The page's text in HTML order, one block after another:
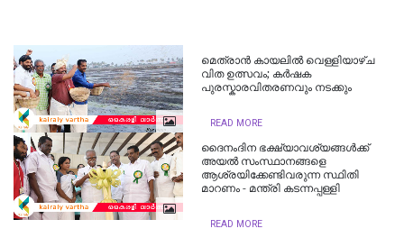
മെത്രാന്‍ കായലില്‍ വെള്ളിയാഴ്ച
വിത ഉത്സവം; കര്‍ഷക
പുരസ്കാരവിതരണവും നടക്കും
READ MORE
ദൈനംദിന ഭക്ഷ്യാവശ്യങ്ങള്‍ക്ക്
അയല്‍ സംസ്ഥാനങ്ങളെ
ആശ്രയിക്കേണ്ടിവരുന്ന സ്ഥിതി
മാറണം - മന്ത്രി കടന്നപ്പള്ളി
READ MORE